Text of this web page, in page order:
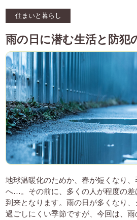
住まいと暮らし
雨の日に潜む生活と防犯
地球温暖化のためか、春が短くなり
へ…。その前に、多くの人が程度の
到来となります。雨の日が多くなり
過ごしにくい季節ですが、今回は、